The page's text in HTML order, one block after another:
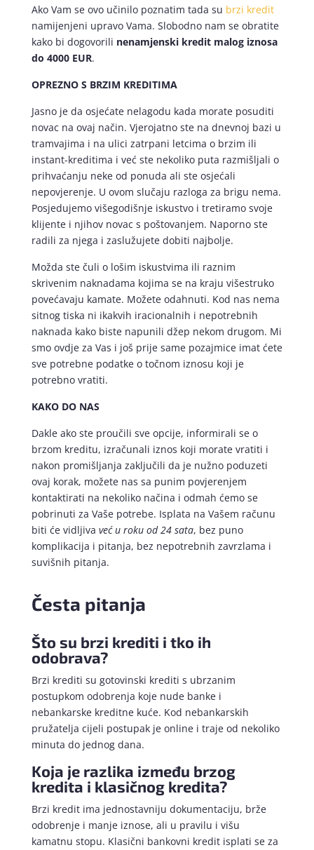
Ako Vam se ovo učinilo poznatim tada su brzi kredit
namijenjeni upravo Vama. Slobodno nam se obratite
kako bi dogovorili nenamjenski kredit malog iznosa
do 4000 EUR.
OPREZNO S BRZIM KREDITIMA
Jasno je da osjećate nelagodu kada morate posuditi
novac na ovaj način. Vjerojatno ste na dnevnoj bazi u
tramvajima i na ulici zatrpani letcima o brzim ili
instant-kreditima i već ste nekoliko puta razmišljali o
prihvaćanju neke od ponuda ali ste osjećali
nepovjerenje. U ovom slučaju razloga za brigu nema.
Posjedujemo višegodišnje iskustvo i tretiramo svoje
klijente i njihov novac s poštovanjem. Naporno ste
radili za njega i zaslužujete dobiti najbolje.
Možda ste čuli o lošim iskustvima ili raznim
skrivenim naknadama kojima se na kraju višestruko
povećavaju kamate. Možete odahnuti. Kod nas nema
sitnog tiska ni ikakvih iracionalnih i nepotrebnih
naknada kako biste napunili džep nekom drugom. Mi
smo ovdje za Vas i još prije same pozajmice imat ćete
sve potrebne podatke o točnom iznosu koji je
potrebno vratiti.
KAKO DO NAS
Dakle ako ste proučili sve opcije, informirali se o
brzom kreditu, izračunali iznos koji morate vratiti i
nakon promišljanja zaključili da je nužno poduzeti
ovaj korak, možete nas sa punim povjerenjem
kontaktirati na nekoliko načina i odmah ćemo se
pobrinuti za Vaše potrebe. Isplata na Vašem računu
biti će vidljiva već u roku od 24 sata, bez puno
komplikacija i pitanja, bez nepotrebnih zavrzlama i
suvišnih pitanja.
Česta pitanja
Što su brzi krediti i tko ih
odobrava?
Brzi krediti su gotovinski krediti s ubrzanim
postupkom odobrenja koje nude banke i
nebankarske kreditne kuće. Kod nebankarskih
pružatelja cijeli postupak je online i traje od nekoliko
minuta do jednog dana.
Koja je razlika između brzog
kredita i klasičnog kredita?
Brzi kredit ima jednostavniju dokumentaciju, brže
odobrenje i manje iznose, ali u pravilu i višu
kamatnu stopu. Klasični bankovni kredit isplati se za